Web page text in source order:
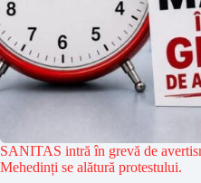
SANITAS intră în grevă de
Mehedinți se alătură protestului.